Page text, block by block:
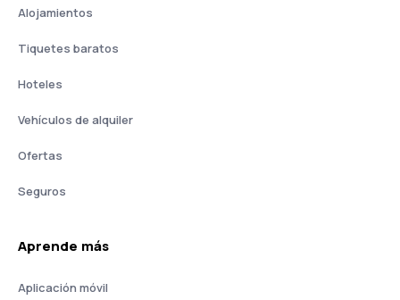
Alojamientos
Tiquetes baratos
Hoteles
Vehículos de alquiler
Ofertas
Seguros
Aprende más
Aplicación móvil